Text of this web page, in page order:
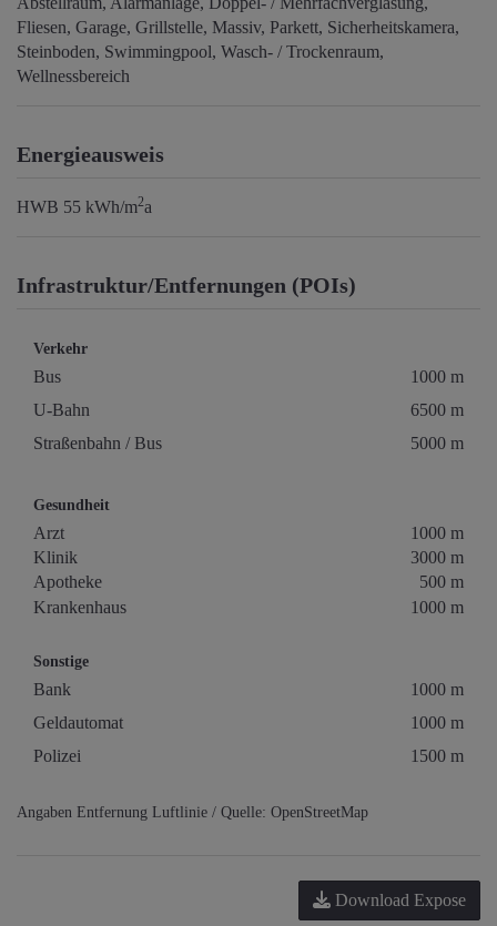
Fliesen Garage Grillstelle Massiv Parkett Sicherheitskamera
Steinboden Swimmingpool Wasch- / Trockenraum
Wellnessbereich
Energieausweis
HWB 55 kWh/m2a
Infrastruktur/Entfernungen (POIs)
Verkehr
Bus
1000 m
U-Bahn
6500 m
Straßenbahn / Bus
5000 m
Gesundheit
Arzt
1000 m
Klinik
3000 m
Apotheke
500 m
Krankenhaus
1000 m
Sonstige
Bank
1000 m
Geldautomat
1000 m
Polizei
1500 m
Angaben Entfernung Luftlinie / Quelle: OpenStreetMap
Download Expose